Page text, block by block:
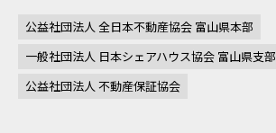
公益社団法人 全日本不動産協会 富山県本部
一般社団法人 日本シェアハウス協会 富山県支部
公益社団法人 不動産保証協会